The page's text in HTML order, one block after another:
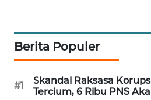
Berita Populer
#1
Skandal Raksasa
Tercium, 6 Ribu PNS
WAHANA
SELEB
WAHANA